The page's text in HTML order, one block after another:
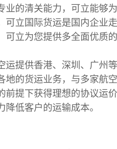
业的清关能力，可立能够
可立国际货运是国内企业
可立为您提供多全面优质
提供香港、深圳、广州等
地的货运业务，与多家航
前提下获得理想的协议运
低客户的运输成本。